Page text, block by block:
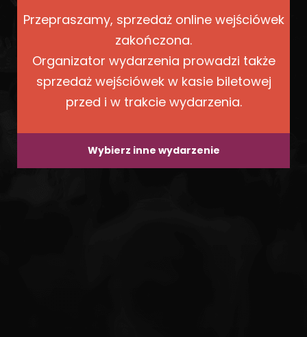
Przepraszamy, sprzedaż online wejściówek
zakończona.
Organizator wydarzenia prowadzi także
sprzedaż wejściówek w kasie biletowej
przed i w trakcie wydarzenia.
Wybierz inne wydarzenie